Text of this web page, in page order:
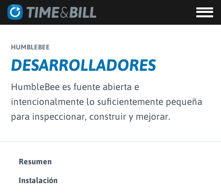
HUMBLEBEE
DESARROLLADORES
HumbleBee es fuente abierta e
intencionalmente lo suficientemente pequeña
para inspeccionar, construir y mejorar.
Resumen
Instalación